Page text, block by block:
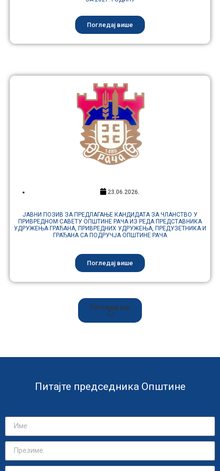
Погледај више
23.06.2026.
ЈАВНИ ПОЗИВ ЗА ПРЕДЛАГАЊЕ КАНДИДАТА ЗА ЧЛАНСТВО У
ПРИВРЕДНОМ САВЕТУ ОПШТИНЕ РАЧА ИЗ РЕДА ПРЕДСТАВНИКА
УДРУЖЕЊА ГРАЂАНА, ПРИВРЕДНИХ УДРУЖЕЊА, ПРЕДУЗЕТНИКА И
ГРАЂАНА СА ПОДРУЧЈА ОПШТИНЕ РАЧА
Погледај више
Погледај још
Питајте председника Општине